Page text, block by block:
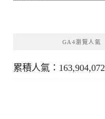
GA4瀏覽人氣
累積人氣：163,904,072